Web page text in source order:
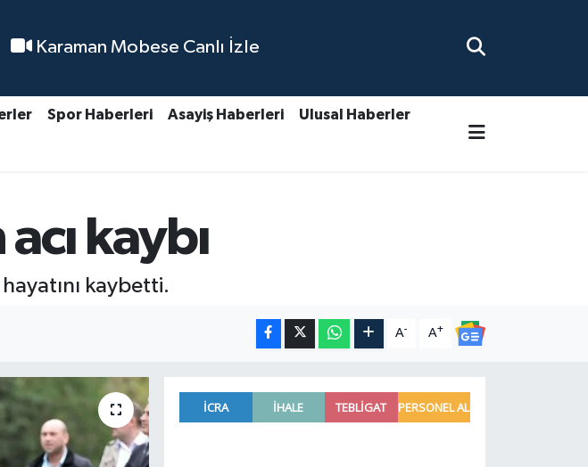
Karaman Mobese Canlı İzle
Spor Haberleri Asayiş Haberleri Ulusal Haberler
kaybı
kaybetti.
A- A+